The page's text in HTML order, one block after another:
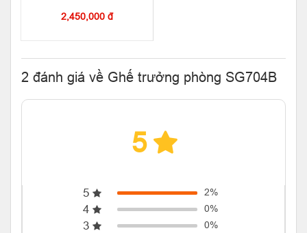
2,450,000 đ
2 đánh giá về Ghế trưởng phòng SG704B
5
5 2%
4 0%
3 0%